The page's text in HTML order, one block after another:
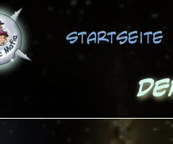
Startseite